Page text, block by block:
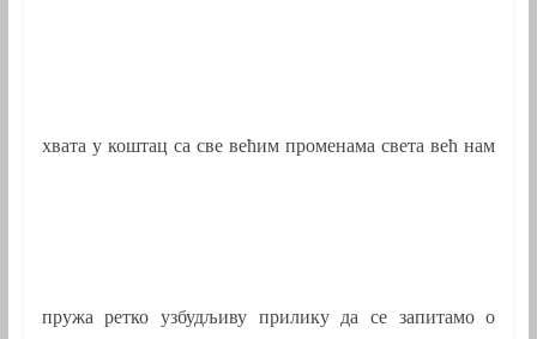
хвата у коштац са све већим променама света већ нам
пружа ретко узбудљиву прилику да се запитамо о